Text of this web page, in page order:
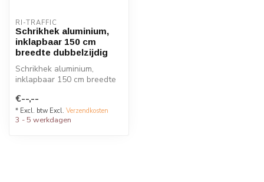
RI-TRAFFIC
Schrikhek aluminium,
inklapbaar 150 cm
breedte dubbelzijdig
Schrikhek aluminium,
inklapbaar 150 cm breedte
€--,--
* Excl. btw Excl. Verzendkosten
3 - 5 werkdagen